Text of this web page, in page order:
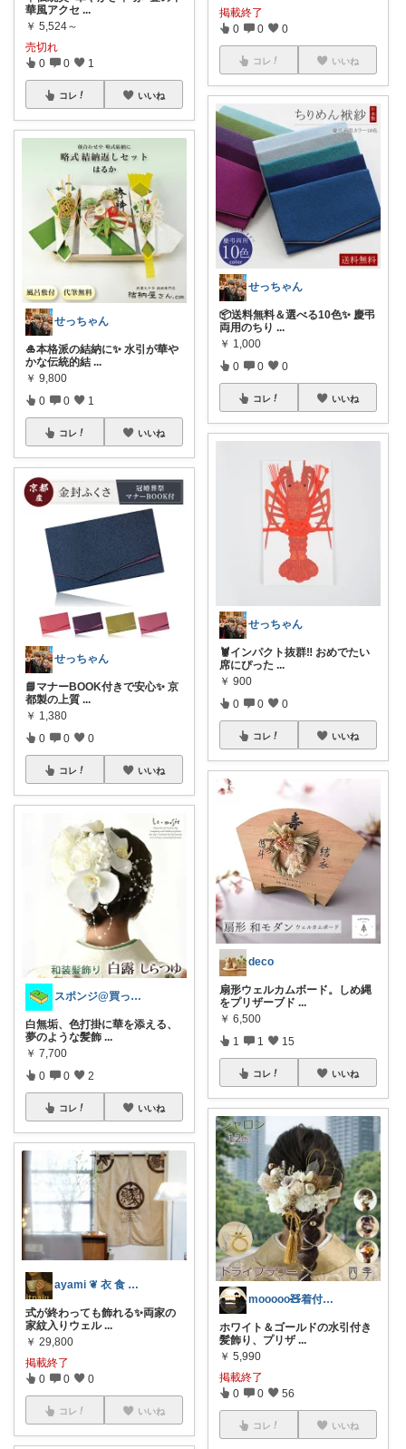
華風アクセ ...
￥ 5,524～
売切れ
0 0 1
コレ いいね
せっちゃん
🎍本格派の結納に✨ 水引が華や
かな伝統的結 ...
￥ 9,800
0 0 1
コレ いいね
せっちゃん
📘マナーBOOK付きで安心✨ 京
都製の上質 ...
￥ 1,380
0 0 0
コレ いいね
スポンジ@買ってくれてありがとう！
白無垢、色打掛に華を添える、
夢のような髪飾 ...
￥ 7,700
0 0 2
コレ いいね
ayami ❦ 衣 食 住 に 幸福 を
式が終わっても飾れる✨両家の
家紋入りウェル ...
￥ 29,800
掲載終了
0 0 0
コレ いいね
掲載終了
0 0 0
コレ いいね
せっちゃん
📦送料無料＆選べる10色✨ 慶弔
両用のちり ...
￥ 1,000
0 0 0
コレ いいね
せっちゃん
🦞インパクト抜群‼️ おめでたい
席にぴった ...
￥ 900
0 0 0
コレ いいね
deco
扇形ウェルカムボード。しめ縄
をプリザーブド ...
￥ 6,500
1 1 15
コレ いいね
mooooo🧸着付け師ママ
ホワイト＆ゴールドの水引付き
髪飾り、プリザ ...
￥ 5,990
掲載終了
0 0 56
コレ いいね